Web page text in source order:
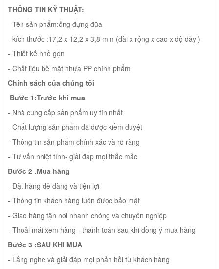
THÔNG TIN KỸ THUẬT:
- Tên sản phẩm:ống đựng đũa
- kích thước :17,2 x 12,2 x 3,8 mm (dài x rộng x cao x độ dày )
- Thiết kế nhỏ gọn
- Chất liệu bề mặt nhựa PP chính phẩm
Chính sách của chúng tôi
Bước 1:Trước khi mua
- Nhà cung cấp sản phẩm uy tín nhất
- Chất lượng sản phẩm đã được kiềm duyệt
- Thông tin sản phẩm chính xác và rõ ràng
- Tư vấn nhiệt tình- giải đáp mọi thắc mắc
Bước 2 :Mua hàng
- Đặt hàng dễ dàng và tiện lợi
- Thông tin khách hàng luôn được bảo mật
- Giao hàng tận nơi nhanh chóng và chuyên nghiệp
- Thoải mái xem hàng - thanh toán sau khi đồng ý mua hàng
Bước 3 :SAU KHI MUA
- Lắng nghe và giải đáp mọi phản hồi từ khách hàng